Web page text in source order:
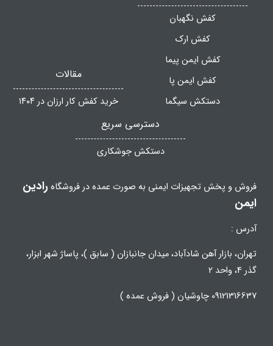
کفش نگهبان
کفش ارک
کفش ایمن پیما
کفش ایمن پا
دستکش سیگما
مقالات
خرید کفش کار ارزان در ۱۴۰۴
دسترسی سریع
دستکش جوشکاری
فروش و پخش تجهیزات ایمنی به صورت عمده در فروشگاهرادین
ایمن
آدرس :
تهران، بازار آهن شادآباد، میدان جانبازان ( سابق )، پاساژ شهر ابزار،
گذر 4، واحد 2
09121316637 چاوشیان ( فروش عمده )